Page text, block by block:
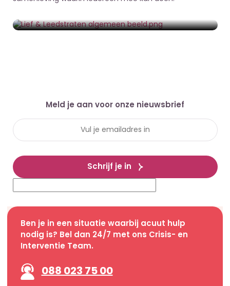
Meld je aan voor onze nieuwsbrief
Schrijf je in
Ben je in een situatie waarbij acuut hulp
nodig is? Bel dan 24/7 met ons Crisis- en
Interventie Team.
088 023 75 00